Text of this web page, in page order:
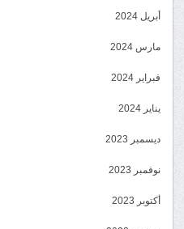
أبريل 2024
مارس 2024
فبراير 2024
يناير 2024
ديسمبر 2023
نوفمبر 2023
أكتوبر 2023